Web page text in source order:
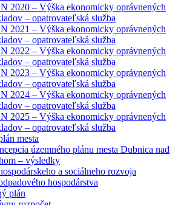
2020 – Výška ekonomicky oprávnených
– opatrovateľská služba
2021 – Výška ekonomicky oprávnených
– opatrovateľská služba
2022 – Výška ekonomicky oprávnených
– opatrovateľská služba
2023 – Výška ekonomicky oprávnených
– opatrovateľská služba
2024 – Výška ekonomicky oprávnených
– opatrovateľská služba
2025 – Výška ekonomicky oprávnených
– opatrovateľská služba
mesta
územného plánu mesta Dubnica nad
– výsledky
a sociálneho rozvoja
hospodárstva
plán